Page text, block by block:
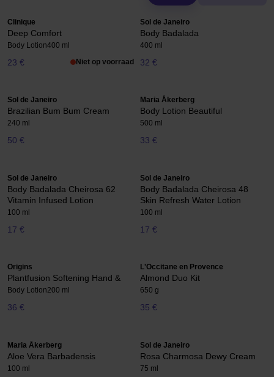
Clinique
Deep Comfort
Body Lotion400 ml
23 € Niet op voorraad
Sol de Janeiro
Body Badalada
400 ml
32 €
Sol de Janeiro
Brazilian Bum Bum Cream
240 ml
50 €
Maria Åkerberg
Body Lotion Beautiful
500 ml
33 €
Sol de Janeiro
Body Badalada Cheirosa 62
Vitamin Infused Lotion
100 ml
17 €
Sol de Janeiro
Body Badalada Cheirosa 48
Skin Refresh Water Lotion
100 ml
17 €
Origins
Plantfusion Softening Hand &
Body Lotion200 ml
36 €
L'Occitane en Provence
Almond Duo Kit
650 g
35 €
Maria Åkerberg
Aloe Vera Barbadensis
100 ml
Sol de Janeiro
Rosa Charmosa Dewy Cream
75 ml